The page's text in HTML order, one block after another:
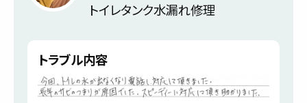
トイレタンク水漏れ修理
トラブル内容